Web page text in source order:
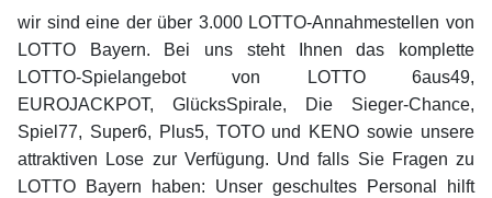
wir sind eine der über 3.000 LOTTO-Annahmestellen von
LOTTO Bayern. Bei uns steht Ihnen das komplette
LOTTO-Spielangebot von LOTTO 6aus49,
EUROJACKPOT, GlücksSpirale, Die Sieger-Chance,
Spiel77, Super6, Plus5, TOTO und KENO sowie unsere
attraktiven Lose zur Verfügung. Und falls Sie Fragen zu
LOTTO Bayern haben: Unser geschultes Personal hilft